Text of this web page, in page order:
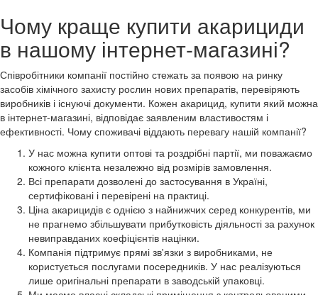
Чому краще купити акарициди
в нашому інтернет-магазині?
Співробітники компанії постійно стежать за появою на ринку
засобів хімічного захисту рослин нових препаратів, перевіряють
виробників і існуючі документи. Кожен акарицид, купити який можна
в інтернет-магазині, відповідає заявленим властивостям і
ефективності. Чому споживачі віддають перевагу нашій компанії?
У нас можна купити оптові та роздрібні партії, ми поважаємо
кожного клієнта незалежно від розмірів замовлення.
Всі препарати дозволені до застосування в Україні,
сертифіковані і перевірені на практиці.
Ціна акарицидів є однією з найнижчих серед конкурентів, ми
не прагнемо збільшувати прибутковість діяльності за рахунок
невиправданих коефіцієнтів націнки.
Компанія підтримує прямі зв'язки з виробниками, не
користується послугами посередників. У нас реалізуються
лише оригінальні препарати в заводській упаковці.